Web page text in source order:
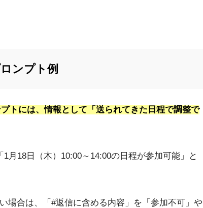
ンプト例
トには、情報として「送られてきた日程で調整で
月18日（木）10:00～14:00の日程が参加可能」と
場合は、「#返信に含める内容」を「参加不可」や